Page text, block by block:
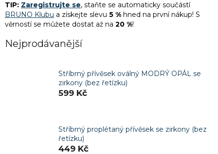
TIP: Zaregistrujte se, staňte se automaticky součástí
BRUNO Klubu a získejte slevu 5 % hned na první nákup! S
věrností se můžete dostat až na 20 %!
Nejprodávanější
Stříbrný přívěsek oválný MODRÝ OPÁL se
zirkony (bez řetízku)
599 Kč
Stříbrný proplétaný přívěsek se zirkony (bez
řetízku)
449 Kč